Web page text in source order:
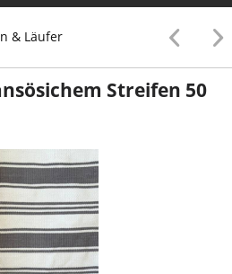
& Läufer
Streifen 50